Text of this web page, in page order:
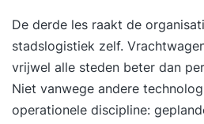
Creatief en Innovatief
denkpatronen kunt
lopende band op nieuwe en
kunt komen of on-ontdekte
oppervlakte kunt brengen.
De derde les raakt de
stadslogistiek zelf.
vrijwel alle steden beter dan
Niet vanwege andere
operationele discipline: